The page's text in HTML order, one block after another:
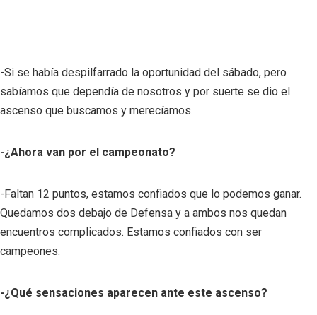
-Si se había despilfarrado la oportunidad del sábado, pero
sabíamos que dependía de nosotros y por suerte se dio el
ascenso que buscamos y merecíamos.
-¿Ahora van por el campeonato?
-Faltan 12 puntos, estamos confiados que lo podemos ganar.
Quedamos dos debajo de Defensa y a ambos nos quedan
encuentros complicados. Estamos confiados con ser
campeones.
-¿Qué sensaciones aparecen ante este ascenso?